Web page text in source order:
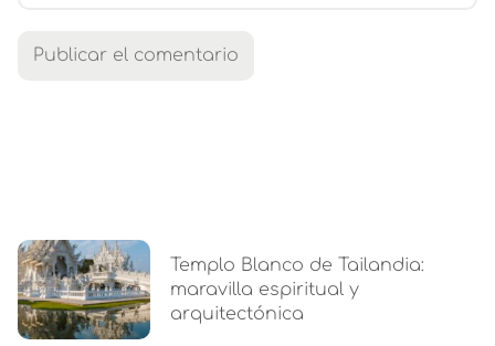
Templo Blanco de Tailandia:
maravilla espiritual y
arquitectónica